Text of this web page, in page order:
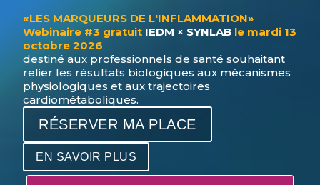
«LES MARQUEURS DE L'INFLAMMATION»
Webinaire #3 gratuit IEDM × SYNLAB le mardi 13
octobre 2026
destiné aux professionnels de santé souhaitant
relier les résultats biologiques aux mécanismes
physiologiques et aux trajectoires
cardiométaboliques.
RÉSERVER MA PLACE
EN SAVOIR PLUS